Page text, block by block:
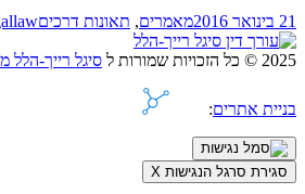
21 בינואר 2016
מאמרים, תאונות דרכים
2025 © כל הזכויות שמורות ל סיגל רייך-הלל
בניית אתרים:
סגירת סרגל הנגישות X